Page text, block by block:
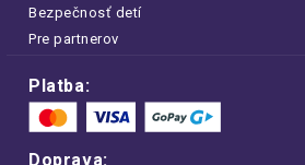
Bezpečnosť detí
Pre partnerov
Platba:
Doprava: